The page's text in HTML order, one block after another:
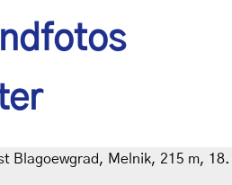
Blagoewgrad, Melnik, 215 m,